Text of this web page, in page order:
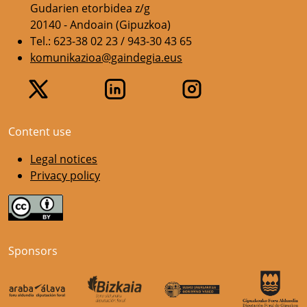
Gudarien etorbidea z/g
20140 - Andoain (Gipuzkoa)
Tel.: 623-38 02 23 / 943-30 43 65
komunikazioa@gaindegia.eus
Content use
Legal notices
Privacy policy
Sponsors